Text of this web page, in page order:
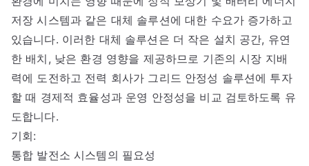
저장 시스템과 같은 대체 솔루션에 대한 수요가 증가하고
있습니다. 이러한 대체 솔루션은 더 작은 설치 공간, 유연
한 배치, 낮은 환경 영향을 제공하므로 기존의 시장 지배
력에 도전하고 전력 회사가 그리드 안정성 솔루션에 투자
할 때 경제적 효율성과 운영 안정성을 비교 검토하도록 유
도합니다.
기회:
통합 발전소 시스템의 필요성